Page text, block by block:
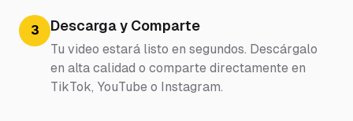
3 Descarga y Comparte
Tu video estará listo en segundos. Descárgalo
en alta calidad o comparte directamente en
TikTok, YouTube o Instagram.